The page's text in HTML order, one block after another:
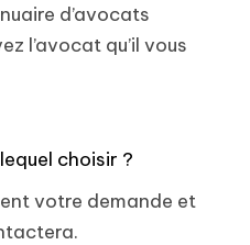
d’avocats
l’avocat qu’il vous
choisir ?
votre demande et